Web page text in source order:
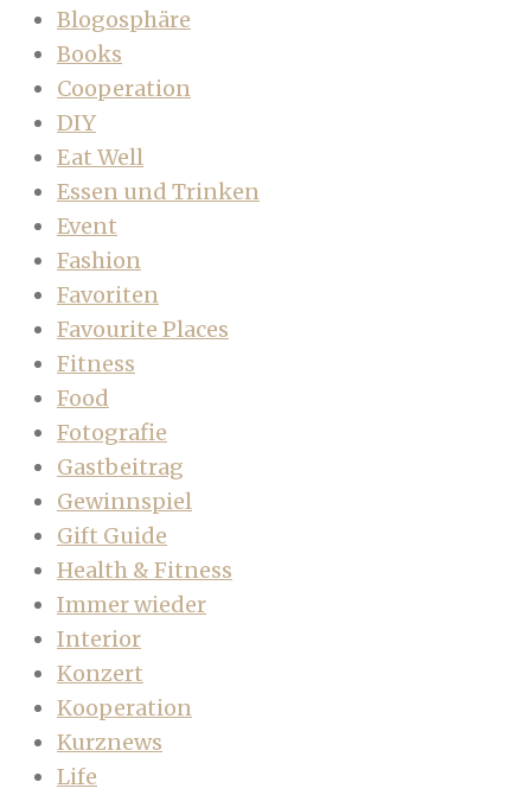
Blogosphäre
Books
Cooperation
DIY
Eat Well
Essen und Trinken
Event
Fashion
Favoriten
Favourite Places
Fitness
Food
Fotografie
Gastbeitrag
Gewinnspiel
Gift Guide
Health & Fitness
Immer wieder
Interior
Konzert
Kooperation
Kurznews
Life